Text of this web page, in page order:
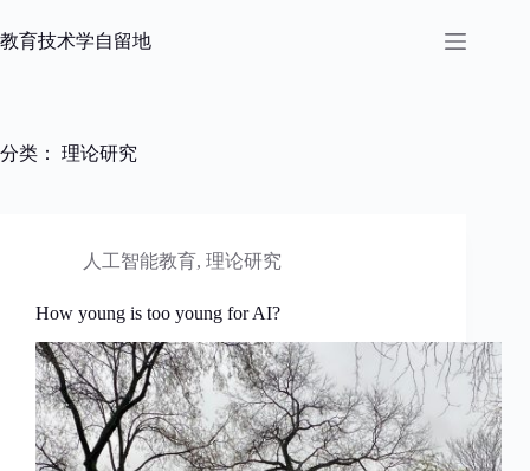
过
教育技术学自留地
分类： 理论研究
人工智能教育, 理论研究
How young is too young for AI?